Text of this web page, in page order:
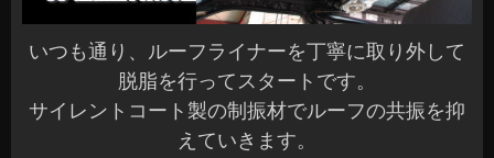
いつも通り、ルーフライナーを丁寧に取り外して
脱脂を行ってスタートです。
サイレントコート製の制振材でルーフの共振を抑
えていきます。